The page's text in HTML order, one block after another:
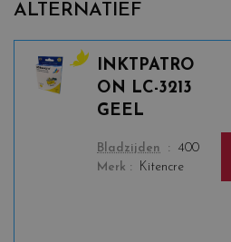
ALTERNATIEF
INKTPATRO
ON LC-3213
GEEL
color
Bladzijden
400
Merk
Kitencre